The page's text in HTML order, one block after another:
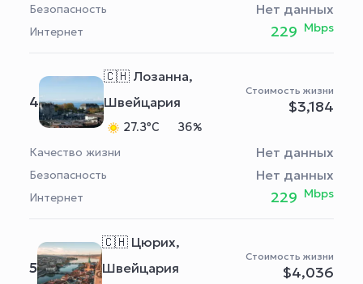
Безопасность Нет данных
Интернет 229 Mbps
4
🇨🇭 Лозанна,
Швейцария
27.3°C 36%
Стоимость жизни
$3,184
Качество жизни Нет данных
Безопасность Нет данных
Интернет 229 Mbps
5
🇨🇭 Цюрих,
Швейцария
Стоимость жизни
$4,036